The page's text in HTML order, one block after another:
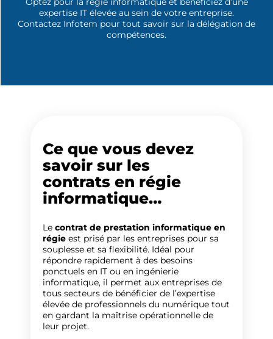
expertise IT élevée au sein de votre entreprise.
Contactez Infotem pour tout savoir sur la délégation de
compétences.
Ce que vous devez
savoir sur les
contrats en régie
informatique…
Le contrat de prestation informatique en
régie est prisé par les entreprises pour sa
souplesse et sa flexibilité. Idéal pour
répondre rapidement à des besoins
ponctuels en IT ou en ingénierie
informatique, il permet aux entreprises de
tous secteurs de bénéficier de l’expertise
élevée de professionnels du numérique tout
en gardant la maîtrise opérationnelle de
leur projet.